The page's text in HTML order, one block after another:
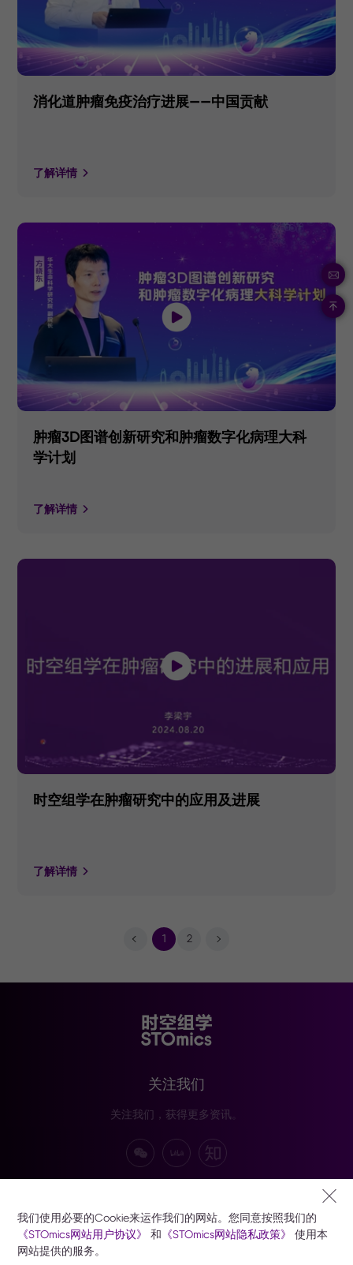
消化道肿瘤免疫治疗进展——中国贡献
了解详情
肿瘤3D图谱创新研究和肿瘤数字化病理大科
学计划
了解详情
时空组学在肿瘤研究中的应用及进展
了解详情
1 2
关注我们
关注我们，获得更多资讯。
订阅以接收华大时空技术、产品及活动资讯。
我们使用必要的Cookie来运作我们的网站。您同意按照我们的
《STOmics网站用户协议》
和 《STOmics网站隐私政策》
使用本
网站提供的服务。